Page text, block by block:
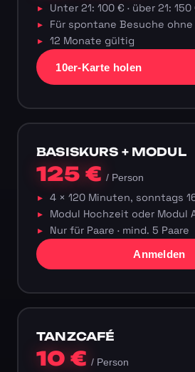
Unter 21: 100 € · über 21: 150
Für spontane Besuche ohne
12 Monate gültig
10er-Karte holen
BASISKURS + MODUL
125 €/ Person
4 × 120 Minuten, sonntags
Modul Hochzeit oder Modul
Nur für Paare · mind. 5 Paare
Anmelden
TANZCAFÉ
10 €/ Person